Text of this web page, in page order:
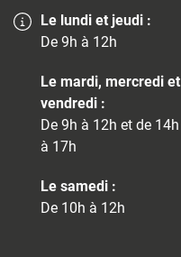
Le lundi et jeudi :
De 9h à 12h
Le mardi, mercredi et
vendredi :
De 9h à 12h et de 14h
à 17h
Le samedi :
De 10h à 12h